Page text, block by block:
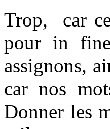
Trop, car
pour in
assignons,
car nos
Donner les